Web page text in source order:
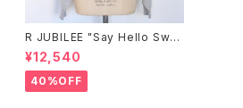
R JUBILEE "Say Hello Swe
at Pull Over"(gray)
¥12,540
40%OFF